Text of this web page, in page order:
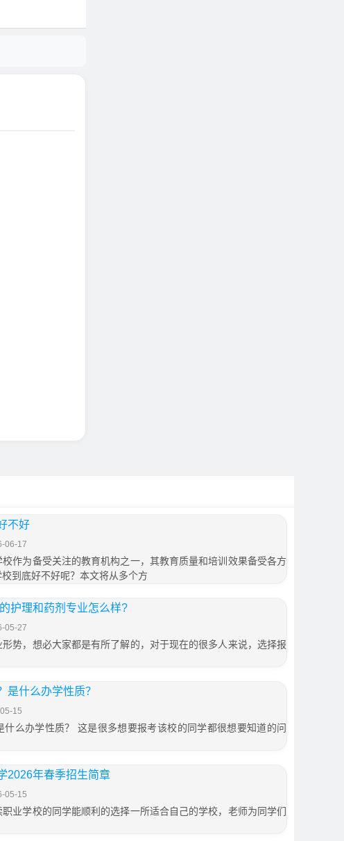
不好
06-17
作为备受关注的教育机构之一，其教育质量和培训效果备受各方
到底好不好呢？本文将从多个方
护理和药剂专业怎么样?
05-27
势，想必大家都是有所了解的，对于现在的很多人来说，选择报
是什么办学性质？
15
什么办学性质？ 这是很多想要报考该校的同学都很想要知道的问
2026年春季招生简章
05-15
业学校的同学能顺利的选择一所适合自己的学校，老师为同学们